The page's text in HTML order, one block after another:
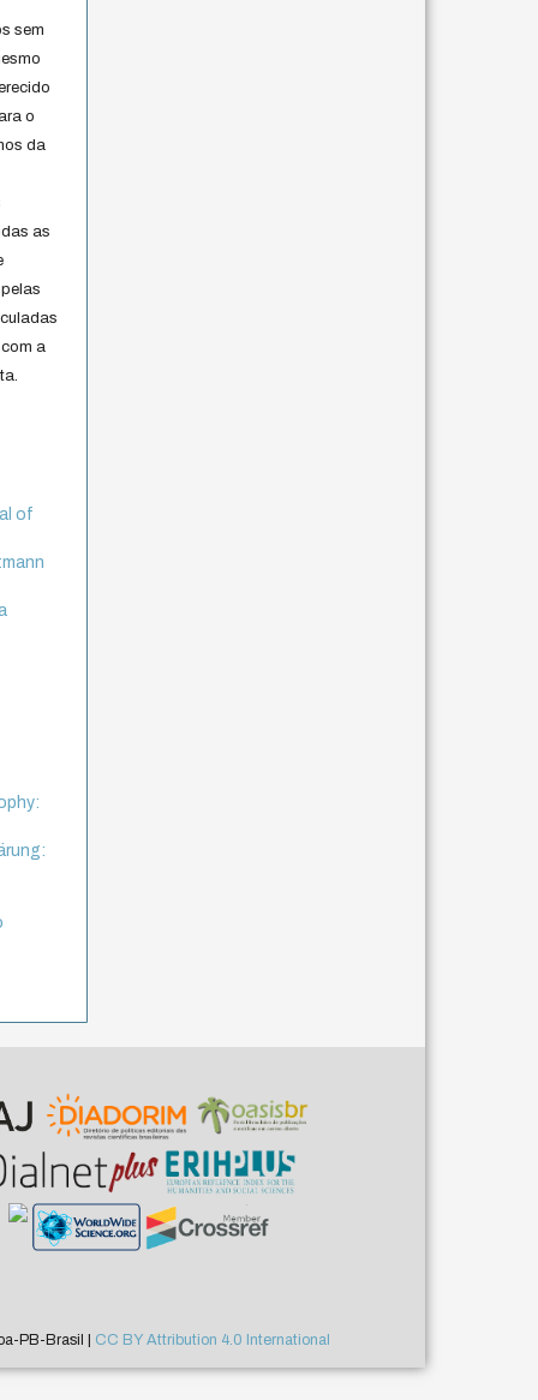
sem
o
da
as
a
of
PB-Brasil | CC BY Attribution 4.0 International